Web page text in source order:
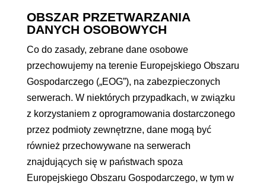
OBSZAR PRZETWARZANIA
DANYCH OSOBOWYCH
Co do zasady, zebrane dane osobowe
przechowujemy na terenie Europejskiego Obszaru
Gospodarczego („EOG”), na zabezpieczonych
serwerach. W niektórych przypadkach, w związku
z korzystaniem z oprogramowania dostarczonego
przez podmioty zewnętrzne, dane mogą być
również przechowywane na serwerach
znajdujących się w państwach spoza
Europejskiego Obszaru Gospodarczego, w tym w